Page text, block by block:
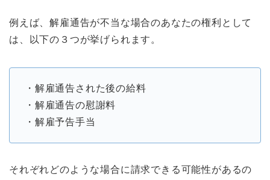
例えば、解雇通告が不当な場合のあなたの権利として
は、以下の３つが挙げられます。
・解雇通告された後の給料
・解雇通告の慰謝料
・解雇予告手当
それぞれどのような場合に請求できる可能性があるの